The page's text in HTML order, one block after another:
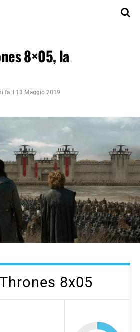
8×05, la
fa il 13 Maggio 2019
8x05